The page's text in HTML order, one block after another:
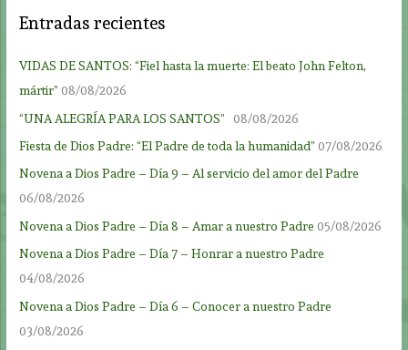
Entradas recientes
VIDAS DE SANTOS: “Fiel hasta la muerte: El beato John Felton,
mártir” 08/08/2026
“UNA ALEGRÍA PARA LOS SANTOS”
08/08/2026
Fiesta de Dios Padre: “El Padre de toda la humanidad” 07/08/2026
Novena a Dios Padre – Día 9 – Al servicio del amor del Padre
06/08/2026
Novena a Dios Padre – Día 8 – Amar a nuestro Padre 05/08/2026
Novena a Dios Padre – Día 7 – Honrar a nuestro Padre
04/08/2026
Novena a Dios Padre – Día 6 – Conocer a nuestro Padre
03/08/2026